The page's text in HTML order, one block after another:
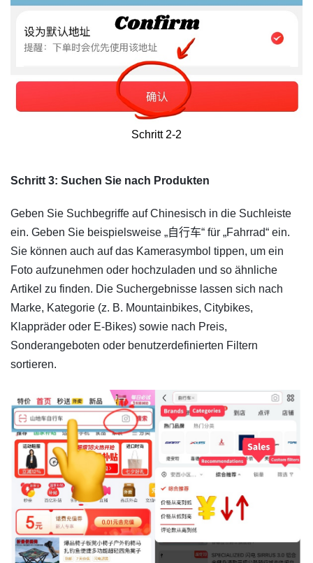
Schritt 2-2
​Schritt 3: Suchen Sie nach Produkten
Geben Sie Suchbegriffe auf Chinesisch in die Suchleiste
ein. Geben Sie beispielsweise „自行车“ für „Fahrrad“ ein.
Sie können auch auf das Kamerasymbol tippen, um ein
Foto aufzunehmen oder hochzuladen und so ähnliche
Artikel zu finden. Die Suchergebnisse lassen sich nach
Marke, Kategorie (z. B. Mountainbikes, Citybikes,
Klappräder oder E-Bikes) sowie nach Preis,
Sonderangeboten oder benutzerdefinierten Filtern
sortieren.